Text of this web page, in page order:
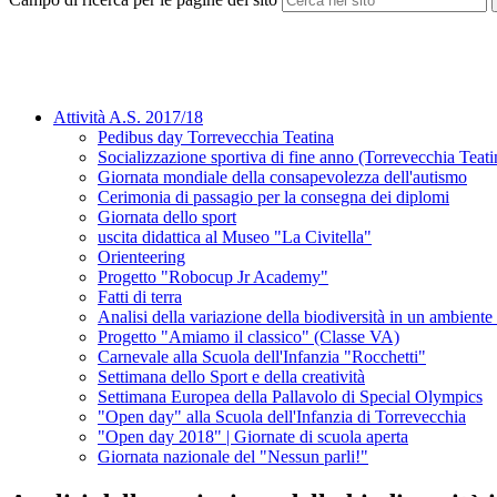
Attività A.S. 2017/18
Pedibus day Torrevecchia Teatina
Socializzazione sportiva di fine anno (Torrevecchia
Giornata mondiale della consapevolezza dell'autismo
Cerimonia di passagio per la consegna dei diplomi
Giornata dello sport
uscita didattica al Museo "La Civitella"
Orienteering
Progetto "Robocup Jr Academy"
Fatti di terra
Analisi della variazione della biodiversità in un ambiente
Progetto "Amiamo il classico" (Classe VA)
Carnevale alla Scuola dell'Infanzia "Rocchetti"
Settimana dello Sport e della creatività
Settimana Europea della Pallavolo di Special Olympics
"Open day" alla Scuola dell'Infanzia di Torrevecchia
"Open day 2018" | Giornate di scuola aperta
Giornata nazionale del "Nessun parli!"